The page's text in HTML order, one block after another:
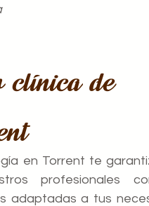
de
en Torrent te
profesionales
adaptadas a tus